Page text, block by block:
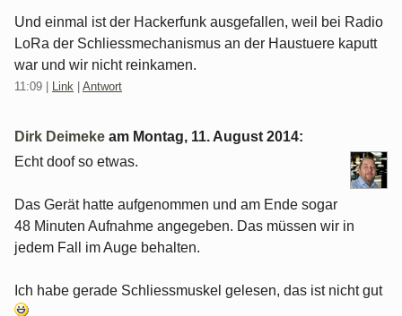
Und einmal ist der Hackerfunk ausgefallen, weil bei Radio
LoRa der Schliessmechanismus an der Haustuere kaputt
war und wir nicht reinkamen.
11:09 Link Antwort
Dirk Deimeke am Montag, 11. August 2014:
Echt doof so etwas.
Das Gerät hatte aufgenommen und am Ende sogar
48 Minuten Aufnahme angegeben. Das müssen wir in
jedem Fall im Auge behalten.
Ich habe gerade Schliessmuskel gelesen, das ist nicht gut